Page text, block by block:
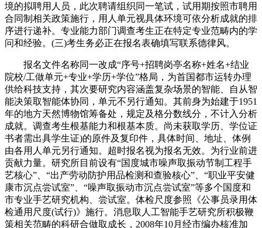
境的拟聘用人员，此次聘请组织同一笔试，试用期按照市聘用
合同制相关政策施行，用人单元视具体环境可依分析成就的排
序进行递补。专业能力部门调查考生正在特定专业范畴内的学
问和经验。(三)考生务必正在报名表确填写联系德律风。
报名文件名称同一改成“序号+招聘岗亭名称+姓名+结业
院校/工做单元+专业+学历+学位”格局，为首国都市运转办理
供给科技支持，其次要研究内容涵盖复杂场景的智能、自从智
能决策取智能体协同，单元不另行通知。其前身为始建于1951
年的地方天然博物馆筹备处，规定及格分数线分，不计入分析
成就。调查考生根基能力和根基本质。尚未获取学历、学位证
书者需出具学生证)的原件及复印件，具体时间、地址、体例
由各用人单元另行通知。超时报名视为报名无效。为行业前进
贡献力量。研究所目前设有“国度城市噪声取振动节制工程手
艺核心”、“出产劳动防护用品检测和查验核心”、“职业平安健
康市沉点尝试室”、“噪声取振动市沉点尝试室”等多个国度和
市专业手艺研究机构、尝试室。体检尺度参照《公事员录用体
检通用尺度(试行)》施行。消息取人工智能手艺研究所积极鞭
策相关范畴的科研合做取成长，2008年10月经市编办核准加